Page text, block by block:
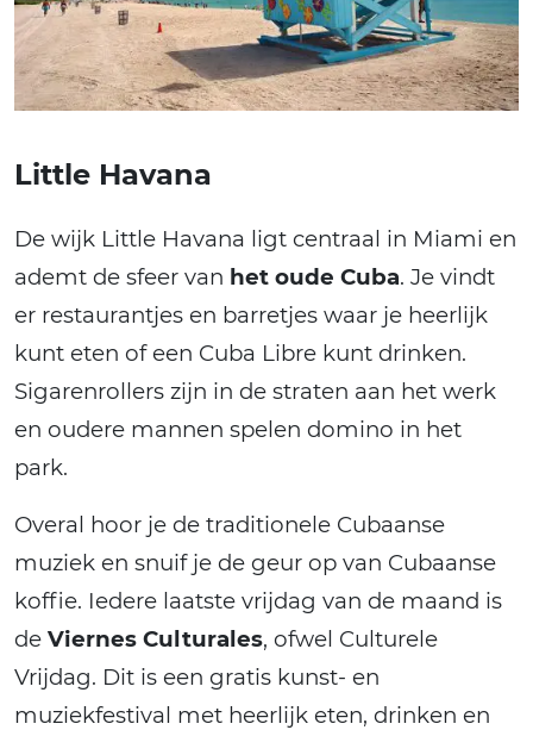
Little Havana
De wijk Little Havana ligt centraal in Miami en
ademt de sfeer van het oude Cuba. Je vindt
er restaurantjes en barretjes waar je heerlijk
kunt eten of een Cuba Libre kunt drinken.
Sigarenrollers zijn in de straten aan het werk
en oudere mannen spelen domino in het
park.
Overal hoor je de traditionele Cubaanse
muziek en snuif je de geur op van Cubaanse
koffie. Iedere laatste vrijdag van de maand is
de Viernes Culturales, ofwel Culturele
Vrijdag. Dit is een gratis kunst- en
muziekfestival met heerlijk eten, drinken en